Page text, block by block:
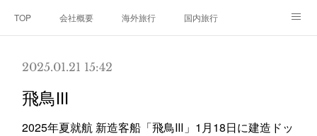
TOP 会社概要 海外旅行 国内旅行
2025.01.21 15:42
飛鳥Ⅲ
2025年夏就航 新造客船「飛鳥Ⅲ」1月18日に建造ドッ